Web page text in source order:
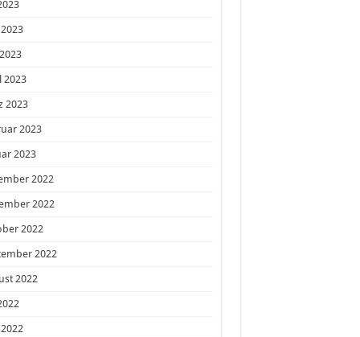
2023
2023
2023
2023
2022
2022
2022
2022
2022